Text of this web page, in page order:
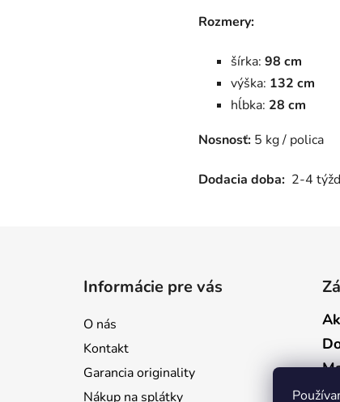
Rozmery:
šírka:98 cm
výška: 132 cm
hĺbka: 28 cm
Nosnosť: 5 kg / polica
Dodacia doba: 2-4
Informácie pre vás
O nás
Kontakt
Garancia originality
Nákup na splátky